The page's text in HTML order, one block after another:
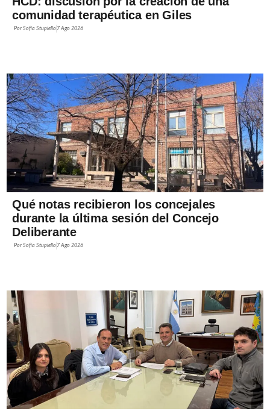
comunidad terapéutica en Giles
PorSofía Stupiello 7 Ago 2026
Qué notas recibieron los concejales
durante la última sesión del Concejo
Deliberante
PorSofía Stupiello 7 Ago 2026